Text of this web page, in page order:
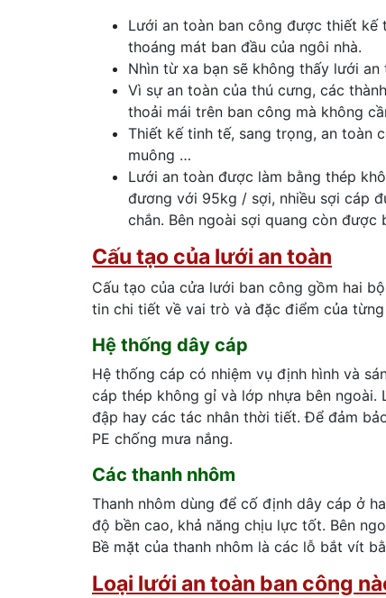
Lưới an toàn ban công được thiết kế
thoáng mát ban đầu của ngôi nhà.
Nhìn từ xa bạn sẽ không thấy lưới
Vì sự an toàn của thú cưng, các
thoải mái trên ban công mà không
Thiết kế tinh tế, sang trọng, an toàn
muông …
Lưới an toàn được làm bằng thép
đương với 95kg / sợi, nhiều sợi cáp
chắn. Bên ngoài sợi quang còn
Cấu tạo của lưới an toàn
Cấu tạo của cửa lưới ban công gồm hai
tin chi tiết về vai trò và đặc điểm của
Hệ thống dây cáp
Hệ thống cáp có nhiệm vụ định hình và
cáp thép không gỉ và lớp nhựa bên
đập hay các tác nhân thời tiết. Để đảm
PE chống mưa nắng.
Các thanh nhôm
Thanh nhôm dùng để cố định dây cáp ở
độ bền cao, khả năng chịu lực tốt. Bên
Bề mặt của thanh nhôm là các lỗ bắt vít
Loại lưới an toàn ban công